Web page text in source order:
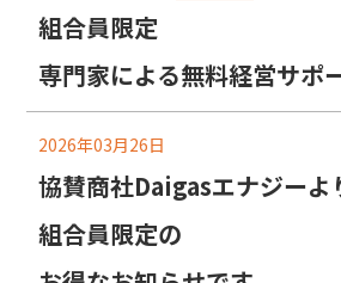
組合員限定
専門家による無料経営サポ
2026年03月26日
協賛商社Daigasエナジーよ
組合員限定の